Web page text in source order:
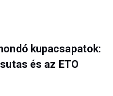
kupacsapatok:
és az ETO